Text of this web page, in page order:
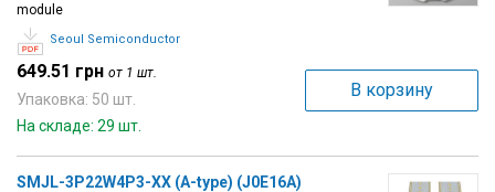
module
Seoul Semiconductor
649.51 грн от 1 шт.
Упаковка: 50 шт.
На складе: 29 шт.
В корзину
SMJL-3P22W4P3-XX (A-type) (J0E16A)